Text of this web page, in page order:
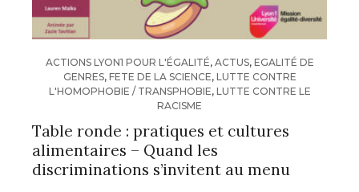
ACTIONS LYON1 POUR L'ÉGALITÉ, ACTUS, EGALITÉ DE
GENRES, FETE DE LA SCIENCE, LUTTE CONTRE
L'HOMOPHOBIE / TRANSPHOBIE, LUTTE CONTRE LE
RACISME
Table ronde : pratiques et cultures
alimentaires – Quand les
discriminations s’invitent au menu